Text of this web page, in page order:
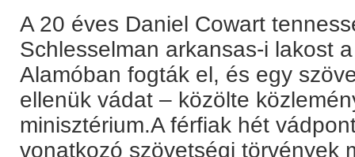
A 20 éves Daniel Cowart
Schlesselman arkansas-i lakost
Alamóban fogták el, és egy
ellenük vádat – közölte
minisztérium.A férfiak hét
vonatkozó szövetségi törvények